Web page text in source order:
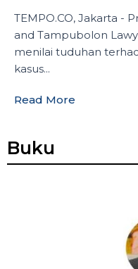
TEMPO.CO, Jakarta -
and Tampubolon
menilai tuduhan
kasus...
Read More
Buku